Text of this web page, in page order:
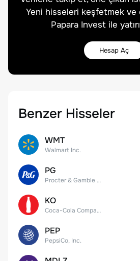
Yeni hisseleri keşfetmek ve
Papara Invest ile
Hesap Aç
Benzer Hisseler
WMT
Walmart Inc.
PG
Procter & Gamble Company
KO
Coca-Cola Company
PEP
PepsiCo, Inc.